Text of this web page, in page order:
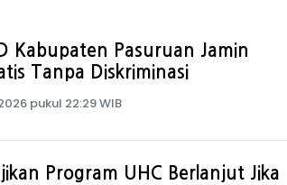
Kabupaten Pasuruan Jamin
Tanpa Diskriminasi
pukul 22:29 WIB
Program UHC Berlanjut Jika